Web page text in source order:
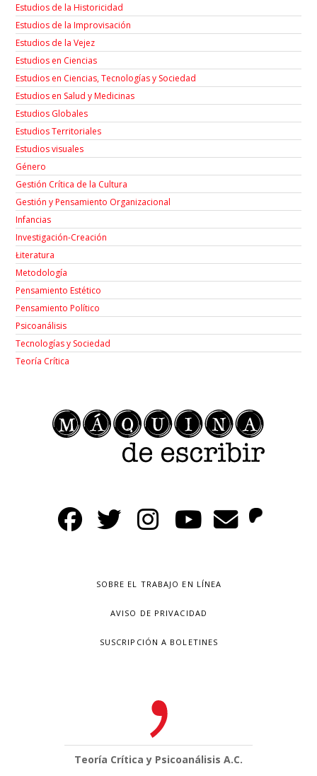
Estudios de la Historicidad
Estudios de la Improvisación
Estudios de la Vejez
Estudios en Ciencias
Estudios en Ciencias, Tecnologías y Sociedad
Estudios en Salud y Medicinas
Estudios Globales
Estudios Territoriales
Estudios visuales
Género
Gestión Crítica de la Cultura
Gestión y Pensamiento Organizacional
Infancias
Investigación-Creación
Łiteratura
Metodología
Pensamiento Estético
Pensamiento Político
Psicoanálisis
Tecnologías y Sociedad
Teoría Crítica
SOBRE EL TRABAJO EN LÍNEA
AVISO DE PRIVACIDAD
SUSCRIPCIÓN A BOLETINES
Teoría Crítica y Psicoanálisis A.C.